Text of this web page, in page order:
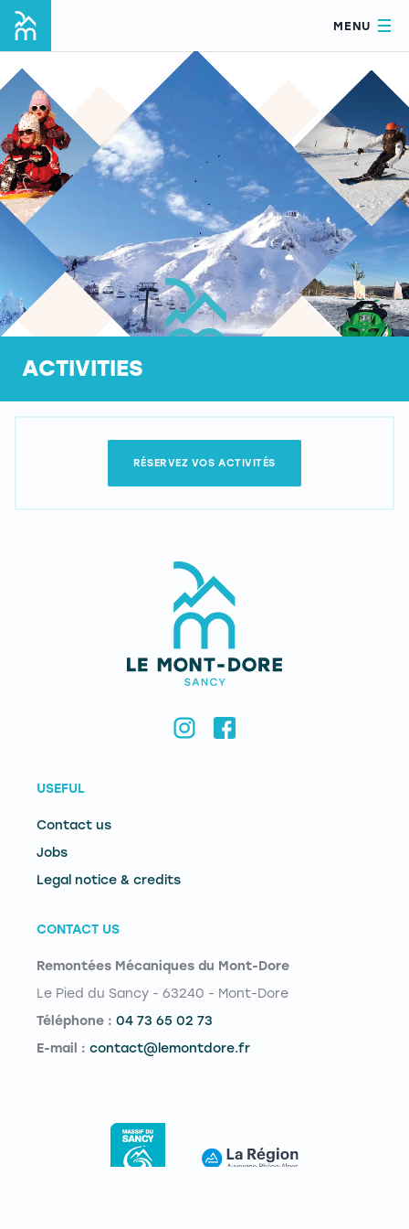
MENU
ACTIVITIES
RÉSERVEZ VOS ACTIVITÉS
USEFUL
Contact us
Jobs
Legal notice & credits
CONTACT US
Remontées Mécaniques du Mont-Dore
Le Pied du Sancy - 63240 - Mont-Dore
Téléphone : 04 73 65 02 73
E-mail : contact@lemontdore.fr